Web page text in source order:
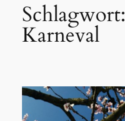
Schlagwort:
Karneval